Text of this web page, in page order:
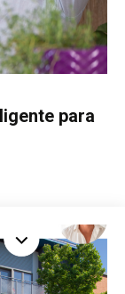
para